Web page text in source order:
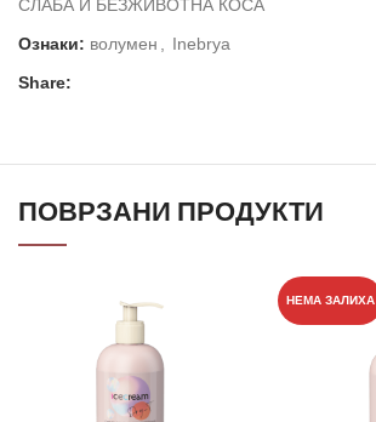
СЛАБА И БЕЗЖИВОТНА КОСА
Ознаки: волумен , Inebrya
Share:
ПОВРЗАНИ ПРОДУКТИ
НЕМА ЗАЛИХА